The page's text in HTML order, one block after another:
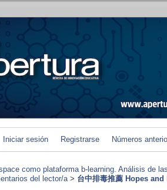
Iniciar sesión Registrarse Números
como plataforma b-learning. Análisis de
del lector/a> 台中排毒推薦 Hopes and